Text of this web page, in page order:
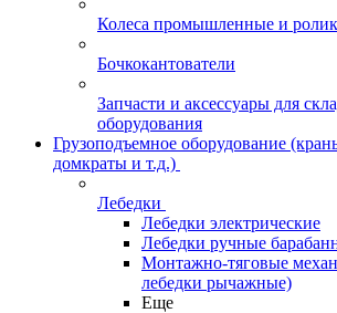
Колеса промышленные и
Бочкокантователи
Запчасти и аксессуары для
оборудования
Грузоподъемное оборудование
домкраты и т.д.)
Лебедки
Лебедки электрические
Лебедки ручные
Монтажно-тяговые
лебедки рычажные)
Еще